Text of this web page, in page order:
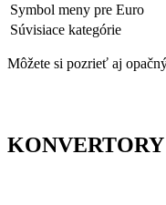
Symbol meny pre Euro
Súvisiace kategórie
Môžete si pozrieť aj